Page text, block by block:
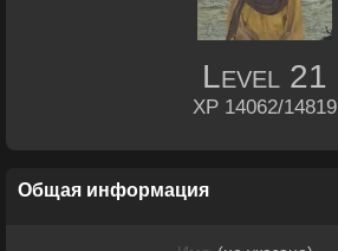
Level 21
XP 14062/14819
Общая информация